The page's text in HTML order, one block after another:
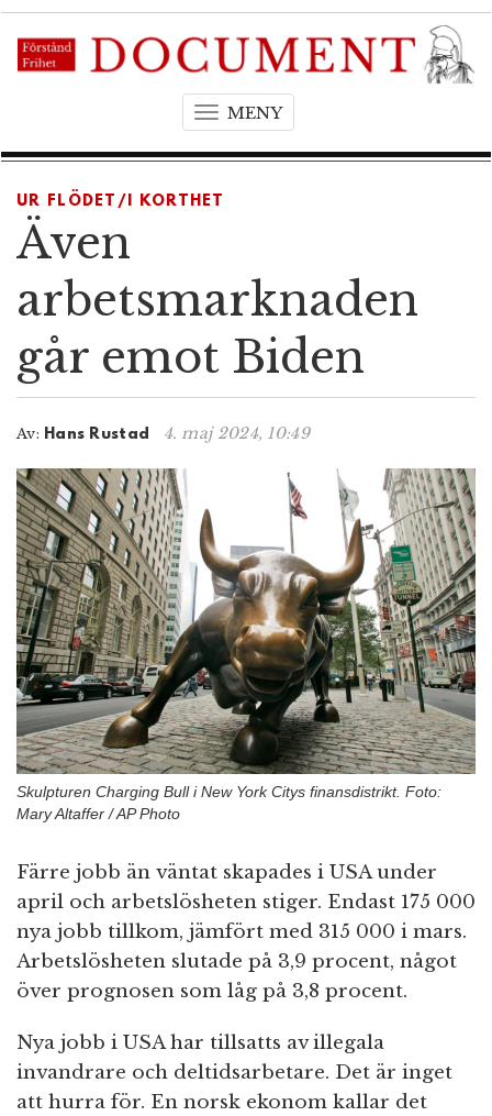
MENYT
g
a
i
g
t
o
n
UR FLÖDET/I KORTHET
Även
arbetsmarknaden
går emot Biden
Av: Hans Rustad 4. maj 2024, 10:49
Skulpturen Charging Bull i New York Citys finansdistrikt. Foto:
Mary Altaffer / AP Photo
Färre jobb än väntat skapades i USA under
april och arbetslösheten stiger. Endast 175 000
nya jobb tillkom, jämfört med 315 000 i mars.
Arbetslösheten slutade på 3,9 procent, något
över prognosen som låg på 3,8 procent.
Nya jobb i USA har tillsatts av illegala
invandrare och deltidsarbetare. Det är inget
att hurra för. En norsk ekonom kallar det